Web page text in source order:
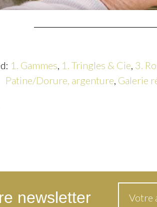
1. Gammes, 1. Tringles & Cie, 3.
Patine/Dorure, argenture, Galerie
newsletter